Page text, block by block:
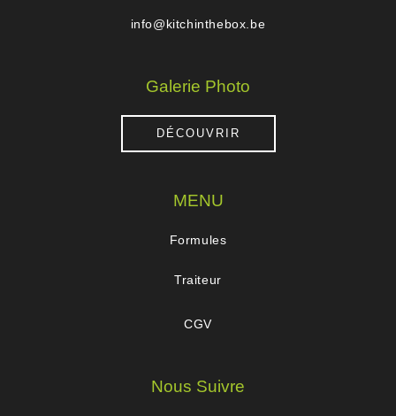
info@kitchinthebox.be
Galerie Photo
DÉCOUVRIR
MENU
Formules
Traiteur
CGV
Nous Suivre